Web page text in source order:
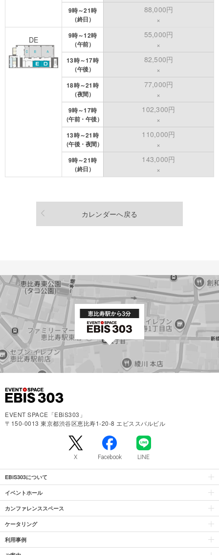
9時～21時
（終日）
88,000円
×
DE
9時～12時
（午前）
55,000円
×
13時～17時
（午後）
82,500円
×
18時～21時
（夜間）
77,000円
×
9時～17時
（午前・午後）
102,300円
×
13時～21時
（午後・夜間）
110,000円
×
9時～21時
（終日）
143,000円
×
カレンダーへ戻る
EVENT SPACE「EBiS303」
〒150-0013 東京都渋谷区恵比寿1-20-8 エビススバルビル
X Facebook LINE
EBiS303について
イベントホール
カンファレンススペース
ケータリング
利用事例